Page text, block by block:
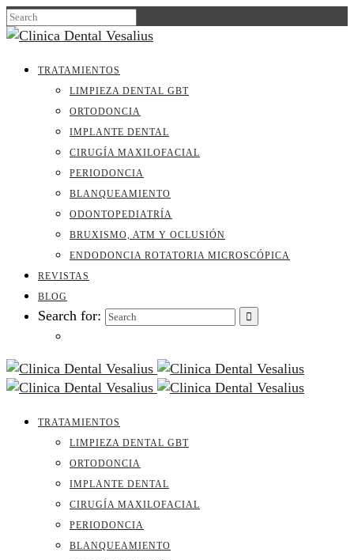
TRATAMIENTOS
LIMPIEZA DENTAL GBT
ORTODONCIA
IMPLANTE DENTAL
CIRUGÍA MAXILOFACIAL
PERIODONCIA
BLANQUEAMIENTO
ODONTOPEDIATRÍA
BRUXISMO, ATM Y OCLUSIÓN
ENDODONCIA ROTATORIA MICROSCÓPICA
REVISTAS
BLOG
Search for:
TRATAMIENTOS
LIMPIEZA DENTAL GBT
ORTODONCIA
IMPLANTE DENTAL
CIRUGÍA MAXILOFACIAL
PERIODONCIA
BLANQUEAMIENTO